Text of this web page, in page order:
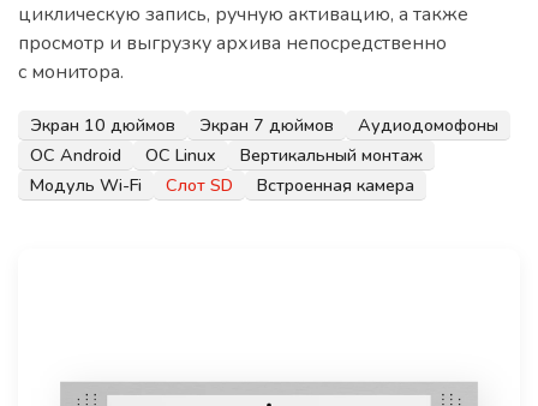
циклическую запись, ручную активацию, а также
просмотр и выгрузку архива непосредственно
с монитора.
Экран 10 дюймов Экран 7 дюймов
Аудиодомофоны
ОС Android
ОС Linux
Вертикальный монтаж
Модуль Wi-Fi
Слот SD Встроенная камера